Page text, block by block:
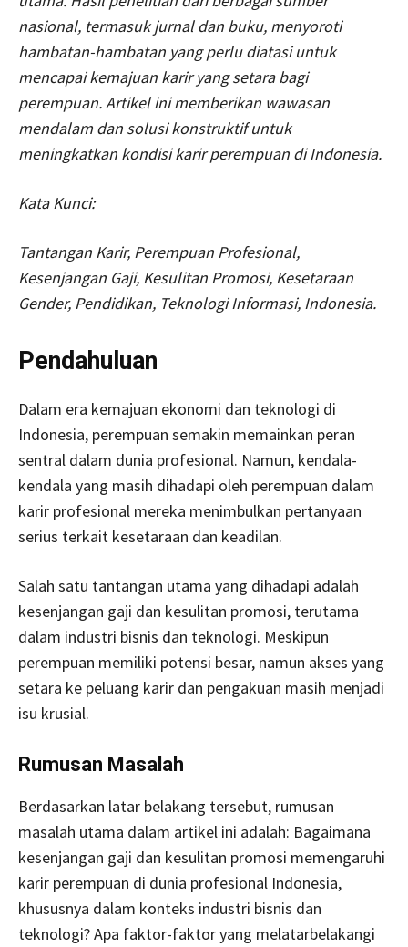
nasional, termasuk jurnal dan buku, menyoroti
hambatan-hambatan yang perlu diatasi untuk
mencapai kemajuan karir yang setara bagi
perempuan. Artikel ini memberikan wawasan
mendalam dan solusi konstruktif untuk
meningkatkan kondisi karir perempuan di Indonesia.
Kata Kunci:
Tantangan Karir, Perempuan Profesional,
Kesenjangan Gaji, Kesulitan Promosi, Kesetaraan
Gender, Pendidikan, Teknologi Informasi, Indonesia.
Pendahuluan
Dalam era kemajuan ekonomi dan teknologi di
Indonesia, perempuan semakin memainkan peran
sentral dalam dunia profesional. Namun, kendala-
kendala yang masih dihadapi oleh perempuan dalam
karir profesional mereka menimbulkan pertanyaan
serius terkait kesetaraan dan keadilan.
Salah satu tantangan utama yang dihadapi adalah
kesenjangan gaji dan kesulitan promosi, terutama
dalam industri bisnis dan teknologi. Meskipun
perempuan memiliki potensi besar, namun akses yang
setara ke peluang karir dan pengakuan masih menjadi
isu krusial.
Rumusan Masalah
Berdasarkan latar belakang tersebut, rumusan
masalah utama dalam artikel ini adalah: Bagaimana
kesenjangan gaji dan kesulitan promosi memengaruhi
karir perempuan di dunia profesional Indonesia,
khususnya dalam konteks industri bisnis dan
teknologi? Apa faktor-faktor yang melatarbelakangi